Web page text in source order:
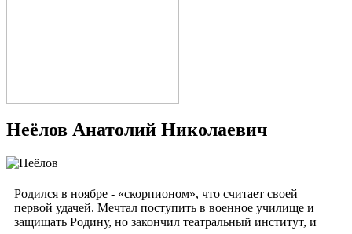
Неёлов Анатолий Николаевич
Родился в ноябре - «скорпионом», что считает своей
первой удачей. Мечтал поступить в военное училище и
защищать Родину, но закончил театральный институт, и